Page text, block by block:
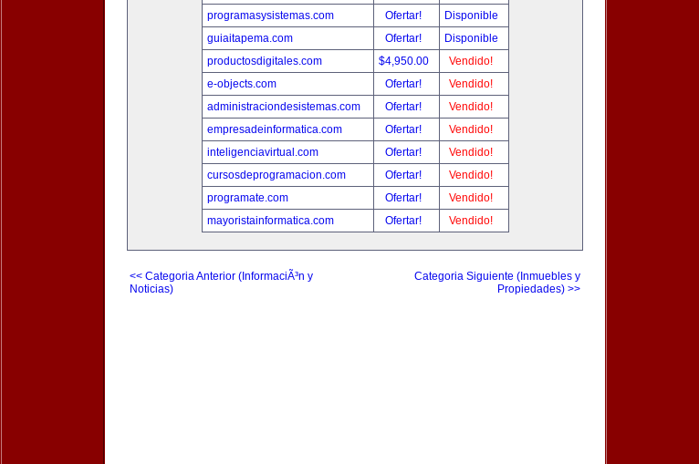
programasysistemas.com
Ofertar!
Disponible
guiaitapema.com
Ofertar!
Disponible
productosdigitales.com
$4,950.00
Vendido!
e-objects.com
Ofertar!
Vendido!
administraciondesistemas.com
Ofertar!
Vendido!
empresadeinformatica.com
Ofertar!
Vendido!
inteligenciavirtual.com
Ofertar!
Vendido!
cursosdeprogramacion.com
Ofertar!
Vendido!
programate.com
Ofertar!
Vendido!
mayoristainformatica.com
Ofertar! Vendido!
<< Categoria Anterior (InformaciÃ³n y
Noticias)
Categoria Siguiente (Inmuebles y
Propiedades) >>